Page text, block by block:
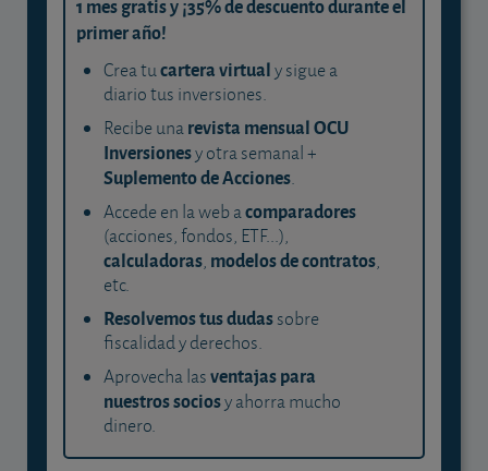
1 mes gratis y ¡35% de descuento durante el
primer año!
Crea tucartera virtualy sigue a
diario tus inversiones.
Recibe unarevista mensual OCU
Inversionesy otra semanal +
Suplemento de Acciones.
Accede en la web acomparadores
(acciones, fondos, ETF...),
calculadoras, modelos de contratos,
etc.
Resolvemos tus dudassobre
fiscalidad y derechos.
Aprovecha lasventajas para
nuestros sociosy ahorra mucho
dinero.